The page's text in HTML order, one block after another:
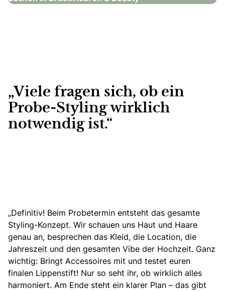
„Viele fragen sich, ob ein
Probe-Styling wirklich
notwendig ist.“
„Definitiv! Beim Probetermin entsteht das gesamte
Styling-Konzept. Wir schauen uns Haut und Haare
genau an, besprechen das Kleid, die Location, die
Jahreszeit und den gesamten Vibe der Hochzeit. Ganz
wichtig: Bringt Accessoires mit und testet euren
finalen Lippenstift! Nur so seht ihr, ob wirklich alles
harmoniert. Am Ende steht ein klarer Plan – das gibt